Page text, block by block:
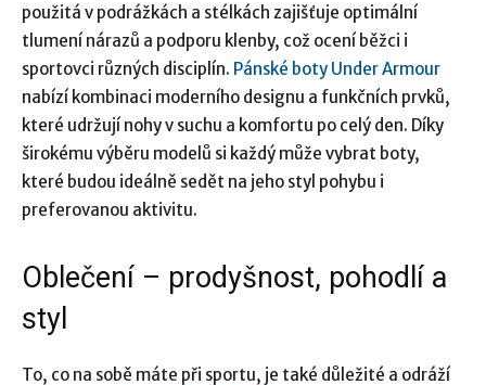
použitá v podrážkách a stélkách zajišťuje optimální
tlumení nárazů a podporu klenby, což ocení běžci i
sportovci různých disciplín. Pánské boty Under Armour
nabízí kombinaci moderního designu a funkčních prvků,
které udržují nohy v suchu a komfortu po celý den. Díky
širokému výběru modelů si každý může vybrat boty,
které budou ideálně sedět na jeho styl pohybu i
preferovanou aktivitu.
Oblečení – prodyšnost, pohodlí a
styl
To, co na sobě máte při sportu, je také důležité a odráží